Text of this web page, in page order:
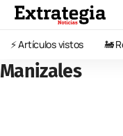
⚡️ Artículos vistos 🚂
Manizales